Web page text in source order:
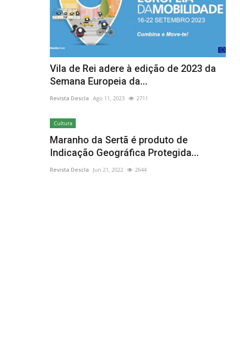
Vila de Rei adere à edição de 2023 da
Semana Europeia da...
Revista Descla Ago 11, 2023 2711
Cultura
Maranho da Sertã é produto de
Indicação Geográfica Protegida...
Revista Descla Jun 21, 2022 2644